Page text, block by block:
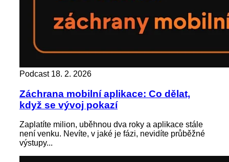
Podcast 18. 2. 2026
Záchrana mobilní aplikace: Co dělat,
když se vývoj pokazí
Zaplatíte milion, uběhnou dva roky a aplikace stále
není venku. Nevíte, v jaké je fázi, nevidíte průběžné
výstupy...